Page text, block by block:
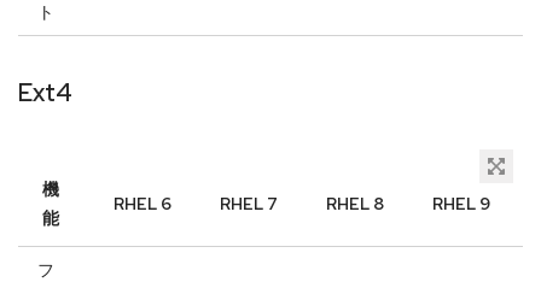
ト
Ext4
機
能
RHEL 6 RHEL 7 RHEL 8 RHEL 9
フ